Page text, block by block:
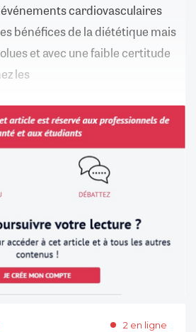
cardiovasculaires
bénéfices de la diététique mais
et avec une faible certitude
les
2 en ligne